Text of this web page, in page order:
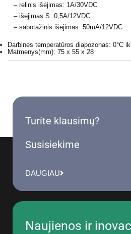
– relinis išėjimas: 1A/30VDC
– išėjimas S: 0,5A/12VDC
– sabotažinis išėjimas: 50mA/12VDC
Darbinės temperatūros diapozonas: 0°C
Matmenys(mm): 75 x 55 x 28
Turite klausimų?
Susisiekime
DAUGIAU
Naujienos ir